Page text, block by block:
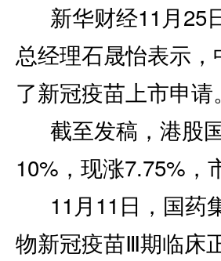
新华财经11月25
总经理石晟怡表示
了新冠疫苗上市申请。
截至发稿，港股
10%，现涨7.75%，
11月11日，国药
物新冠疫苗Ⅲ期临床